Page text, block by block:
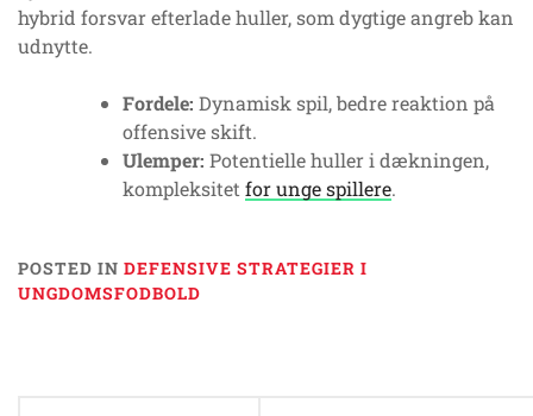
hybrid forsvar efterlade huller, som dygtige angreb kan
udnytte.
Fordele: Dynamisk spil, bedre reaktion på
offensive skift.
Ulemper: Potentielle huller i dækningen,
kompleksitet for unge spillere.
POSTED IN DEFENSIVE STRATEGIER I
UNGDOMSFODBOLD